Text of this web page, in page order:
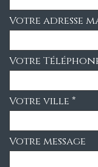
Votre adresse
Votre
Votre ville *
Votre message